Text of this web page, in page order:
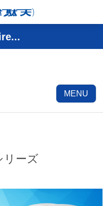
MENU
リーズ